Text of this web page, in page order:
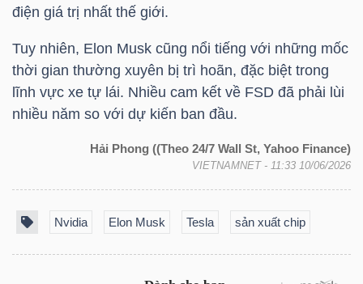
điện giá trị nhất thế giới.
Tuy nhiên, Elon Musk cũng nổi tiếng với những mốc
thời gian thường xuyên bị trì hoãn, đặc biệt trong
lĩnh vực xe tự lái. Nhiều cam kết về FSD đã phải lùi
nhiều năm so với dự kiến ban đầu.
Hải Phong ((Theo 24/7 Wall St, Yahoo Finance)
VIETNAMNET - 11:33 10/06/2026
Nvidia Elon Musk Tesla sản xuất chip
TIỆN
ÍCH
SẢN